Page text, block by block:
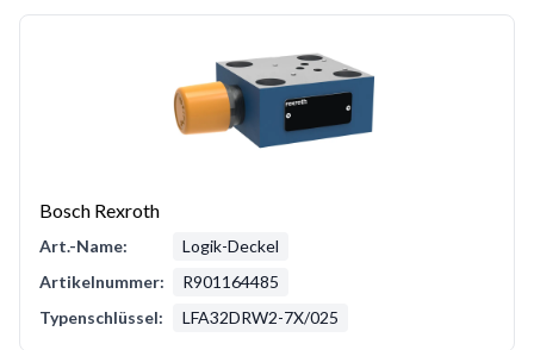
Bosch Rexroth
Art.-Name:
Logik-Deckel
Artikelnummer:
R901164485
Typenschlüssel:
LFA32DRW2-7X/025